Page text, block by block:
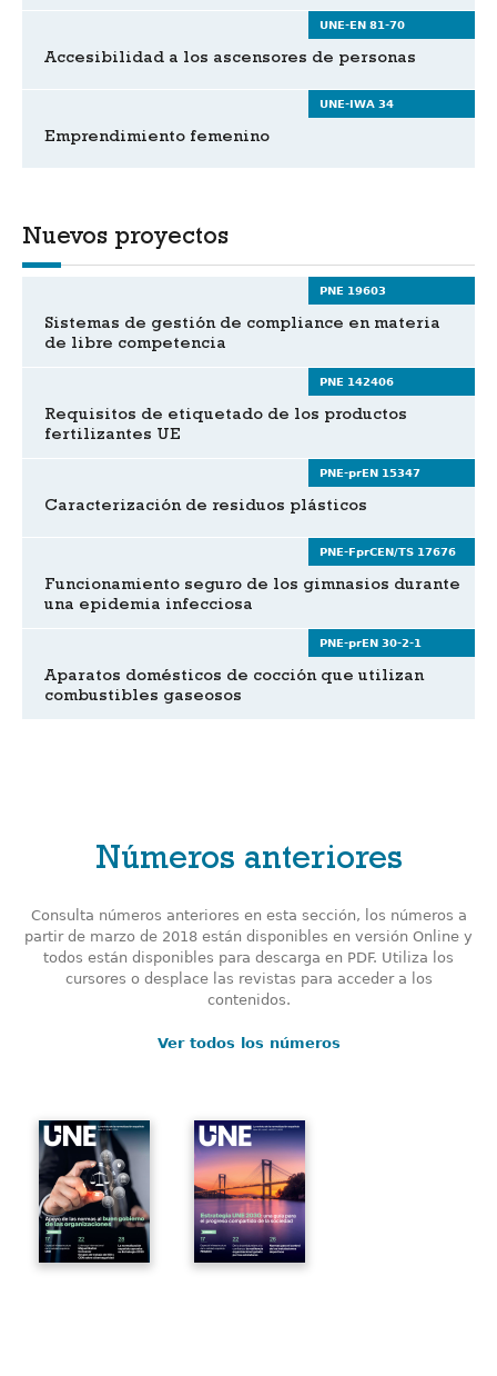
UNE-EN 81-70
Accesibilidad a los ascensores de personas
UNE-IWA 34
Emprendimiento femenino
Nuevos proyectos
PNE 19603
Sistemas de gestión de compliance en materia
de libre competencia
PNE 142406
Requisitos de etiquetado de los productos
fertilizantes UE
PNE-prEN 15347
Caracterización de residuos plásticos
PNE-FprCEN/TS 17676
Funcionamiento seguro de los gimnasios durante
una epidemia infecciosa
PNE-prEN 30-2-1
Aparatos domésticos de cocción que utilizan
combustibles gaseosos
Números anteriores
Consulta números anteriores en esta sección, los números a
partir de marzo de 2018 están disponibles en versión Online y
todos están disponibles para descarga en PDF. Utiliza los
cursores o desplace las revistas para acceder a los
contenidos.
Ver todos los números